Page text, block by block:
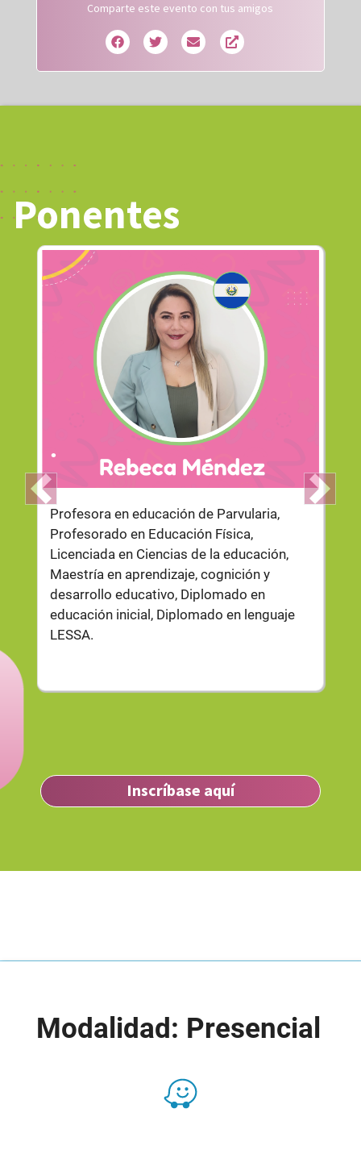
Comparte este evento con tus amigos
Ponentes
.
Profesora en educación de Parvularia,
Profesorado en Educación Física,
Licenciada en Ciencias de la educación,
Maestría en aprendizaje, cognición y
desarrollo educativo, Diplomado en
educación inicial, Diplomado en lenguaje
LESSA.
Previous Next
Inscríbase aquí
Modalidad: Presencial